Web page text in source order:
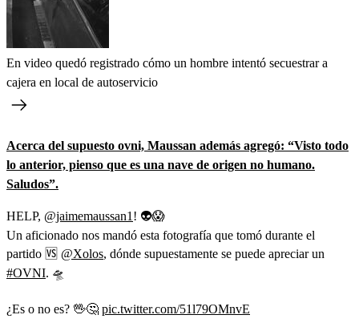
En video quedó registrado cómo un hombre intentó secuestrar a
cajera en local de autoservicio
Acerca del supuesto ovni, Maussan además agregó: “Visto todo
lo anterior, pienso que es una nave de origen no humano.
Saludos”.
HELP, @jaimemaussan1 ! 👽😱
Un aficionado nos mandó esta fotografía que tomó durante el
partido 🆚️ @Xolos, dónde supuestamente se puede apreciar un
#OVNI. 🛸
¿Es o no es? 🖖🤔 pic.twitter.com/51l79OMnvE